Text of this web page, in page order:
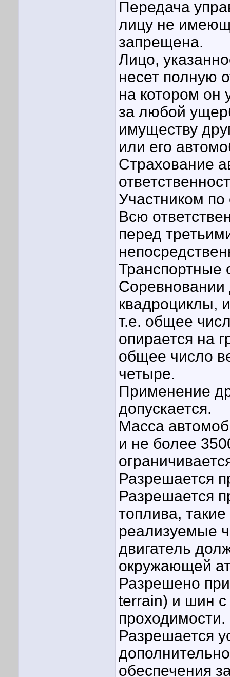
Передача
лицу не
запрещена.
Лицо,
несет полную
на котором он
за любой
имуществу
или его
Страхование
Участником
Всю
перед
Транспортные
Соревновании
квадроциклы,
т.е. общее
опирается на
общее число
четыре.
Применение
допускается.
Масса
и не более
Разрешается
Разрешается
топлива,
реализуемые
двигатель
окружающей
Разрешено
terrain) и шин
проходимости.
Разрешается
обеспечения